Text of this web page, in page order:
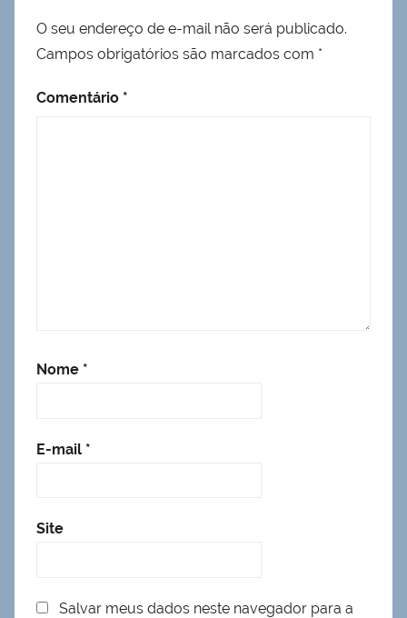
O seu endereço de e-mail não será publicado.
Campos obrigatórios são marcados com *
Comentário *
Nome *
E-mail *
Site
Salvar meus dados neste navegador para a